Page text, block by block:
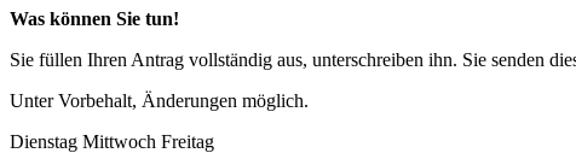
Was können Sie tun!
Sie füllen Ihren Antrag vollständig aus, unterschreiben ihn. Sie senden
Unter Vorbehalt, Änderungen möglich.
Dienstag Mittwoch Freitag